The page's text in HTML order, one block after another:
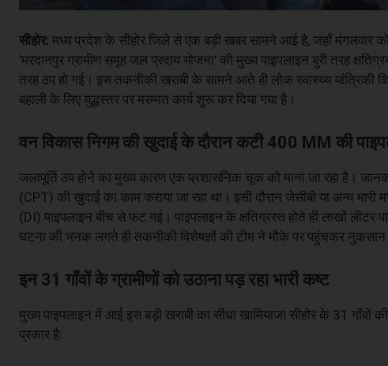
सीहोर: मध्य प्रदेश के सीहोर जिले से एक बड़ी खबर सामने आई है, जहाँ मंगलवार
'मरदानपुर ग्रामीण समूह जल प्रदाय योजना' की मुख्य पाइपलाइन बुरी तरह
तरह ठप हो गई। इस तकनीकी खराबी के सामने आते ही लोक स्वास्थ्य यांत्रिकी
बहाली के लिए युद्धस्तर पर मरम्मत कार्य शुरू कर दिया गया है।
वन विकास निगम की खुदाई के दौरान कटी 400 MM की
जलापूर्ति ठप होने का मुख्य कारण एक प्रशासनिक चूक को माना जा रहा है।
(CPT) की खुदाई का काम कराया जा रहा था। इसी दौरान जेसीबी या अन्य
(DI) पाइपलाइन बीच से फट गई। पाइपलाइन के क्षतिग्रस्त होते ही लाखों
घटना की भनक लगते ही तकनीकी विशेषज्ञों की टीम ने मौके पर पहुंचकर नुकसान
इन 31 गाँवों के ग्रामीणों को उठाना पड़ रहा भारी कष्ट
मुख्य पाइपलाइन में आई इस बड़ी खराबी का सीधा खामियाजा सीहोर के 31 गाँवों
प्रकार है: